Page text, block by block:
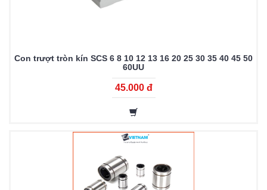
Con trượt tròn kín SCS 6 8 10 12 13 16 20 25 30 35 40 45 50
60UU
45.000 đ